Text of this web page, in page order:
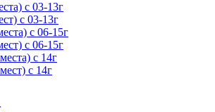
с 03-13г
с 03-13г
с 06-15г
с 06-15г
с 14г
с 14г